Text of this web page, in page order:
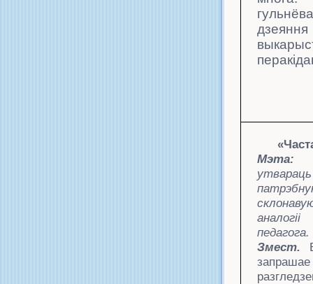
Мэта:
утвараць
склона
аналогіі
педагога.
Змест.